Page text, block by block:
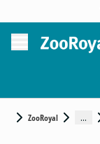
ZooRoyal ...